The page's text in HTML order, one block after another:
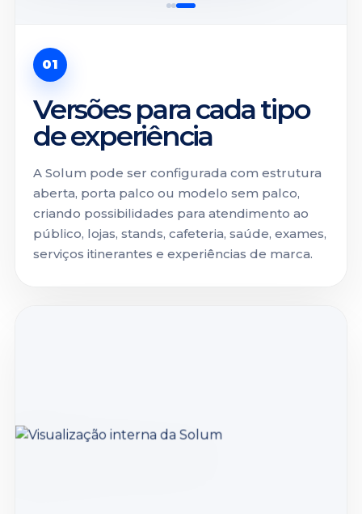
01
Versões para cada tipo
de experiência
A Solum pode ser configurada com estrutura
aberta, porta palco ou modelo sem palco,
criando possibilidades para atendimento ao
público, lojas, stands, cafeteria, saúde, exames,
serviços itinerantes e experiências de marca.